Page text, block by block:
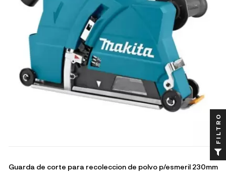
Guarda de corte para recoleccion de polvo p/esmeril 230mm
FILTRO